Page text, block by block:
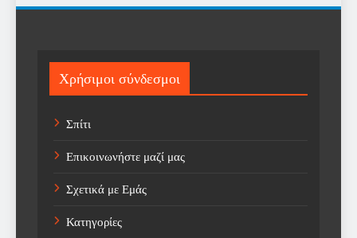
Sport
Sports
Technology
Trending
Weather
Αγορά
Χρήσιμοι σύνδεσμοι
Σπίτι
Επικοινωνήστε μαζί μας
Σχετικά με Εμάς
Κατηγορίες